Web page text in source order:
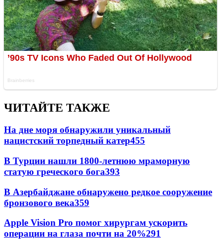
ЧИТАЙТЕ ТАКЖЕ
На дне моря обнаружили уникальный
нацистский торпедный катер455
В Турции нашли 1800-летнюю мраморную
статую греческого бога393
В Азербайджане обнаружено редкое сооружение
бронзового века359
Apple Vision Pro помог хирургам ускорить
операции на глаза почти на 20%291